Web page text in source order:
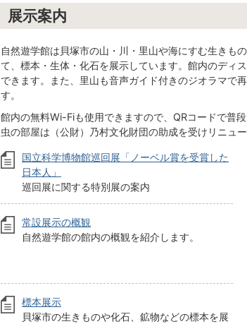
展示案内
自然遊学館は貝塚市の山・川・里山や海にすむ生きも
て、標本・生体・化石を展示しています。館内のディ
できます。また、里山も音声ガイド付きのジオラマで
す。
館内の無料Wi-Fiも使用できますので、QRコードで普
虫の部屋は（公財）乃村文化財団の助成を受けリニュー
国立科学博物館巡回展「ノーベル賞を受賞した
日本人」
巡回展に関する特別展の案内
常設展示の概観
自然遊学館の館内の概観を紹介します。
標本展示
貝塚市の生きものや化石、鉱物などの標本を展